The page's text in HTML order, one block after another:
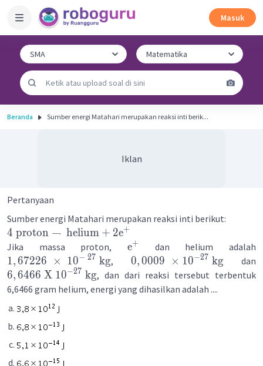
Masuk
Beranda Sumber energi Matahari merupakan reaksi inti berik...
Iklan
Pertanyaan
Sumber energi Matahari merupakan reaksi inti berikut:
4 proton → helium + 2e+
Jika massa proton, e+ dan helium adalah
1,67226 × 10− 27 kg, 0,0009 × 10−27 kg dan
6,6466 X 10−27 kg, dan dari reaksi tersebut terbentuk
6,6466 gram helium, energi yang dihasilkan adalah ....